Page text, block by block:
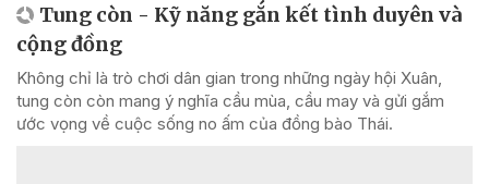
Tung còn - Kỹ năng gắn kết tình duyên và
cộng đồng
Không chỉ là trò chơi dân gian trong những ngày hội Xuân,
tung còn còn mang ý nghĩa cầu mùa, cầu may và gửi gắm
ước vọng về cuộc sống no ấm của đồng bào Thái.